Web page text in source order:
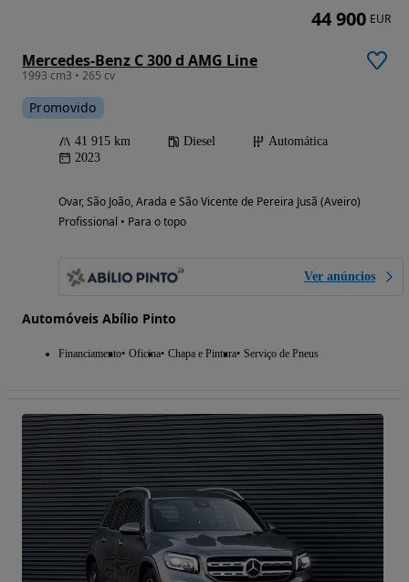
Mercedes-Benz C 300 d AMG Line
1993 cm3 • 265 cv
Promovido
41 915 km Diesel
Automática
2023
Ovar, São João, Arada e São Vicente de Pereira Jusã (Aveiro)
Profissional • Para o topo
Ver anúncios
Automóveis Abílio Pinto
Financiamento Oficina Chapa e Pintura Serviço de Pneus
44 900 EUR